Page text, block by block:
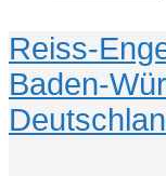
Reiss-
Baden-